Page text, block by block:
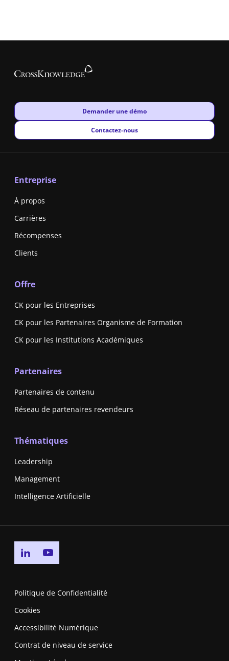
New window
Demander une démo
New window
Contactez-nous
Entreprise
À propos
Carrières
Récompenses
Clients
Offre
CK pour les Entreprises
CK pour les Partenaires Organisme de Formation
CK pour les Institutions Académiques
Partenaires
Partenaires de contenu
Réseau de partenaires revendeurs
Thématiques
Leadership
Management
Intelligence Artificielle
Go to linkedin page
Politique de Confidentialité
Cookies
Accessibilité Numérique
Contrat de niveau de service